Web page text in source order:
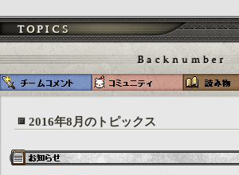
2016年8月のトピックス